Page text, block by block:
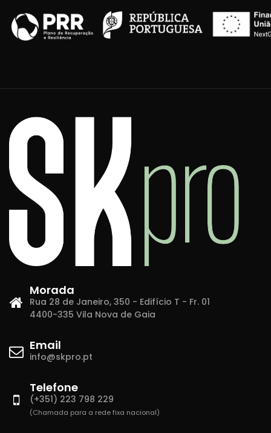
Morada
Rua 28 de Janeiro, 350 - Edifício T - Fr. 01
4400-335 Vila Nova de Gaia
Email
info@skpro.pt
Telefone
(+351) 223 798 229
(Chamada para a rede fixa nacional)